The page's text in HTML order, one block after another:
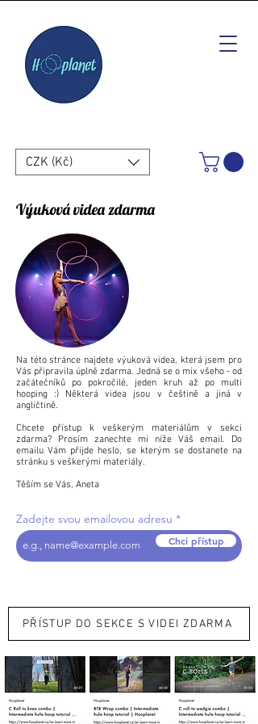
CZK (Kč)
Výuková videa zdarma
Na této stránce najdete výuková videa, která jsem pro
Vás připravila úplně zdarma. Jedná se o mix všeho - od
začátečníků po pokročilé, jeden kruh až po multi
hooping :) Některá videa jsou v češtině a jiná v
angličtině.
Chcete přístup k veškerým materiálům v sekci
zdarma? Prosím zanechte mi níže Váš email. Do
emailu Vám přijde heslo, se kterým se dostanete na
stránku s veškerými materiály.
Těším se Vás, Aneta
Zadejte svou emailovou adresu
Chci přístup
PŘÍSTUP DO SEKCE S VIDEI ZDARMA